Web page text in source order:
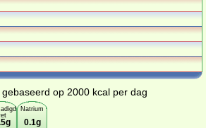
op 2000 kcal per dag
Natrium
0.1g